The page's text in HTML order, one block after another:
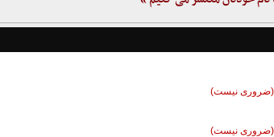
(ضروری نیست)
(ضروری نیست)